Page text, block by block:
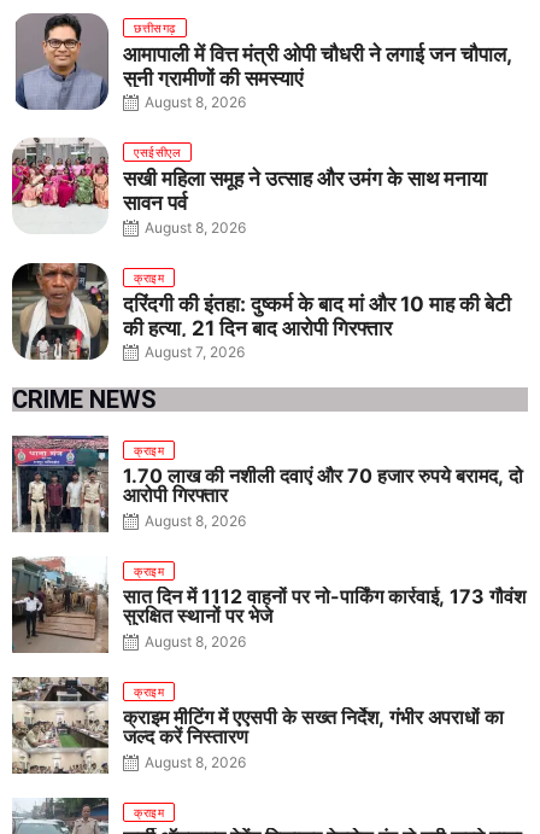
छत्तीसगढ़
आमापाली में वित्त मंत्री ओपी चौधरी ने लगाई जन चौपाल,
सुनी ग्रामीणों की समस्याएं
August 8, 2026
एसईसीएल
सखी महिला समूह ने उत्साह और उमंग के साथ मनाया
सावन पर्व
August 8, 2026
क्राइम
दरिंदगी की इंतहा: दुष्कर्म के बाद मां और 10 माह की बेटी
की हत्या, 21 दिन बाद आरोपी गिरफ्तार
August 7, 2026
CRIME NEWS
क्राइम
1.70 लाख की नशीली दवाएं और 70 हजार रुपये बरामद, दो
आरोपी गिरफ्तार
August 8, 2026
क्राइम
सात दिन में 1112 वाहनों पर नो-पार्किंग कार्रवाई, 173 गौवंश
सुरक्षित स्थानों पर भेजे
August 8, 2026
क्राइम
क्राइम मीटिंग में एएसपी के सख्त निर्देश, गंभीर अपराधों का
जल्द करें निस्तारण
August 8, 2026
क्राइम